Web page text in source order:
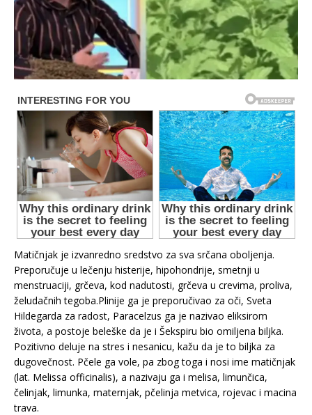
Matičnjak je izvanredno sredstvo za sva srčana oboljenja.
Preporučuje u lečenju histerije, hipohondrije, smetnji u
menstruaciji, grčeva, kod nadutosti, grčeva u crevima, proliva,
želudačnih tegoba.Plinije ga je preporučivao za oči, Sveta
Hildegarda za radost, Paracelzus ga je nazivao eliksirom
života, a postoje beleške da je i Šekspiru bio omiljena biljka.
Pozitivno deluje na stres i nesanicu, kažu da je to biljka za
dugovečnost. Pčele ga vole, pa zbog toga i nosi ime matičnjak
(lat. Melissa officinalis), a nazivaju ga i melisa, limunčica,
čelinjak, limunka, maternjak, pčelinja metvica, rojevac i macina
trava.